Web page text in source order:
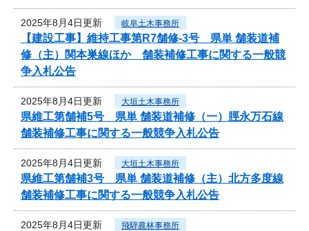
2025年8月4日更新 岐阜土木事務所
【建設工事】維持工事第R7舗修-3号 県単 舗装道補
修（主）関本巣線ほか 舗装補修工事に関する一般競
争入札公告
2025年8月4日更新 大垣土木事務所
県維工第舗補5号 県単 舗装道補修（一）脛永万石線
舗装補修工事に関する一般競争入札公告
2025年8月4日更新 大垣土木事務所
県維工第舗補3号 県単 舗装道補修（主）北方多度線
舗装補修工事に関する一般競争入札公告
2025年8月4日更新 飛騨農林事務所